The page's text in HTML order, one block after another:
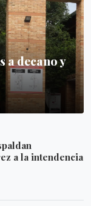
a decano y
a la intendencia